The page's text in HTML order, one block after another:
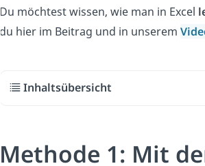
Du möchtest wissen, wie man in Excel
du hier im Beitrag und in unserem
Inhaltsübersicht
Methode 1: Mit